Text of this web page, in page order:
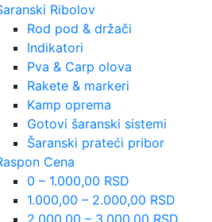
Ribolov
Rod pod & držači
Indikatori
Pva & Carp olova
Rakete & markeri
Kamp oprema
Gotovi šaranski sistemi
Šaranski prateći pribor
Cena
0 – 1.000,00 RSD
1.000,00 – 2.000,00 RSD
2.000,00 – 3.000,00 RSD